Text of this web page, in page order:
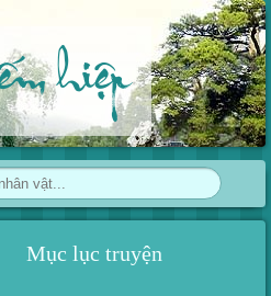
hiệp
Mục lục truyện